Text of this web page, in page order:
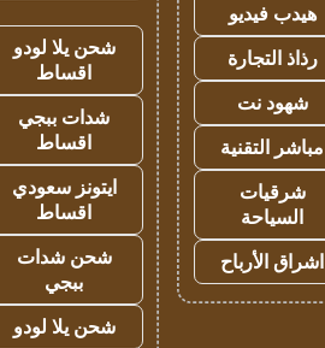
هيدب فيديو
رذاذ التجارة
شهود نت
مباشر التقنية
شرقيات
السياحة
اشراق الأرباح
شحن يلا لودو
اقساط
شدات ببجي
اقساط
ايتونز سعودي
اقساط
شحن شدات
ببجي
شحن يلا لودو